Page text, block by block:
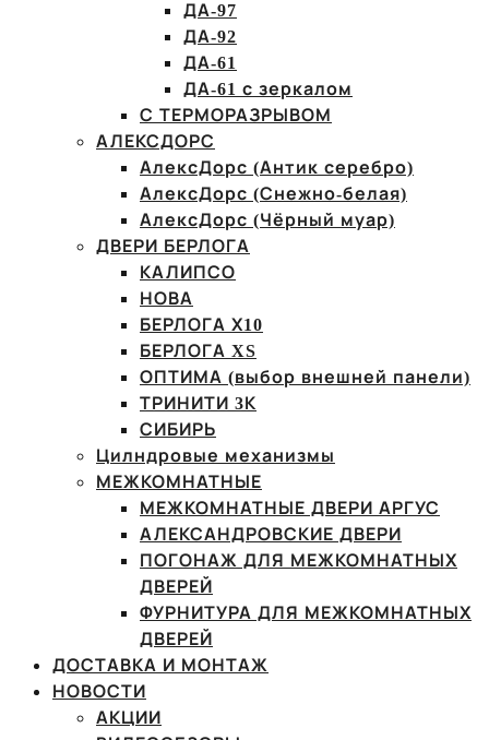
ДА-97
ДА-92
ДА-61
ДА-61 с зеркалом
С ТЕРМОРАЗРЫВОМ
АЛЕКСДОРС
АлексДорс (Антик серебро)
АлексДорс (Снежно-белая)
АлексДорс (Чёрный муар)
ДВЕРИ БЕРЛОГА
КАЛИПСО
НОВА
БЕРЛОГА Х10
БЕРЛОГА XS
ОПТИМА (выбор внешней панели)
ТРИНИТИ 3К
СИБИРЬ
Цилндровые механизмы
МЕЖКОМНАТНЫЕ
МЕЖКОМНАТНЫЕ ДВЕРИ АРГУС
АЛЕКСАНДРОВСКИЕ ДВЕРИ
ПОГОНАЖ ДЛЯ МЕЖКОМНАТНЫХ
ДВЕРЕЙ
ФУРНИТУРА ДЛЯ МЕЖКОМНАТНЫХ
ДВЕРЕЙ
ДОСТАВКА И МОНТАЖ
НОВОСТИ
АКЦИИ